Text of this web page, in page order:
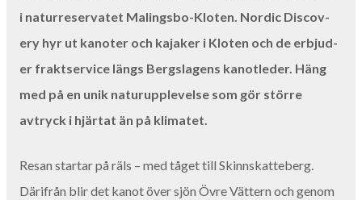
i natur­reser­vatet Mal­ings­bo-Kloten. Nordic Dis­cov­
ery hyr ut kan­ot­er och kajak­er i Kloten och de erb­jud­
er frak­t­ser­vice längs Bergsla­gens kan­otled­er. Häng
med på en unik natu­rup­plevelse som gör större
avtryck i hjär­tat än på klimatet.
Resan star­tar på räls – med tåget till Skinnskat­te­berg.
Därifrån blir det kan­ot över sjön Övre Vät­tern och genom